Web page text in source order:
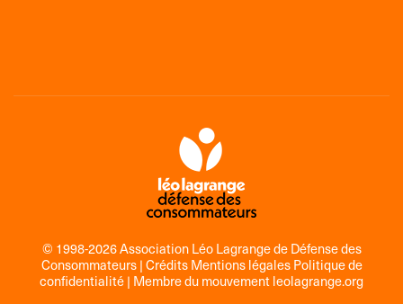
© 1998-2026 Association Léo Lagrange de Défense des
Consommateurs | Crédits Mentions légales Politique de
confidentialité | Membre du mouvement leolagrange.org